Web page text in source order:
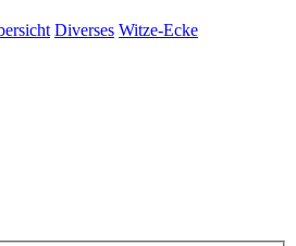
Diverses Witze-Ecke